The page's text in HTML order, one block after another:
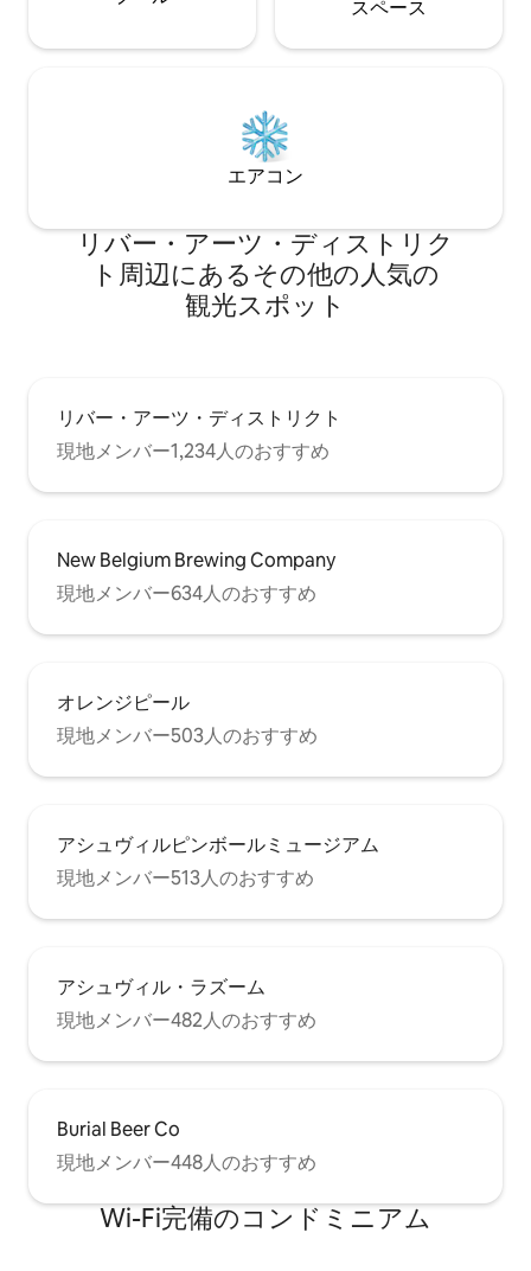
ス⁠ペ⁠ー⁠ス
エアコン
リバー・アーツ・ディストリク
ト⁠周⁠辺⁠に⁠あ⁠るそ⁠の⁠他⁠の人⁠気⁠の
観⁠光⁠ス⁠ポ⁠ッ⁠ト
リバー・アーツ・ディストリクト
現地メンバー1,234人のおすすめ
New Belgium Brewing Company
現地メンバー634人のおすすめ
オレンジピール
現地メンバー503人のおすすめ
アシュヴィルピンボールミュージアム
現地メンバー513人のおすすめ
アシュヴィル・ラズーム
現地メンバー482人のおすすめ
Burial Beer Co
現地メンバー448人のおすすめ
Wi-Fi完備のコンドミニアム